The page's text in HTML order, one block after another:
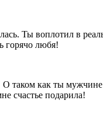
Ты воплотил в
горячо любя!
таком как ты
счастье подарила!